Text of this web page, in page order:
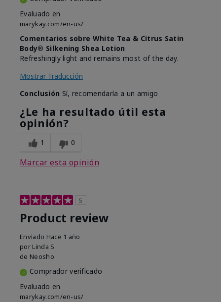
Evaluado en
marykay.com/en-us/
Comentarios sobre White Tea & Citrus Satin
Body® Silkening Shea Lotion
Refreshingly light and remains most of the day.
Mostrar Traducción
Conclusión Sí, recomendaría a un amigo
¿Le ha resultado útil esta
opinión?
1 0
Marcar esta opinión
5
Product review
Enviado Hace 1 año
por Linda S
de Neosho
Comprador verificado
Evaluado en
marykay.com/en-us/